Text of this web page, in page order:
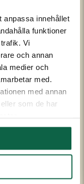
anpassa innehållet
funktioner
Vi
och annan
medier och
med.
med annan
som de har
leveransvillkor
och prislistor
om cookies